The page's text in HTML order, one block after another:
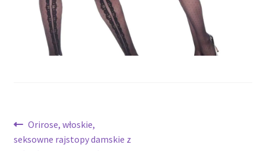
Nawigacja
Poprzedni
wpis:
Orirose, włoskie,
seksowne rajstopy damskie z